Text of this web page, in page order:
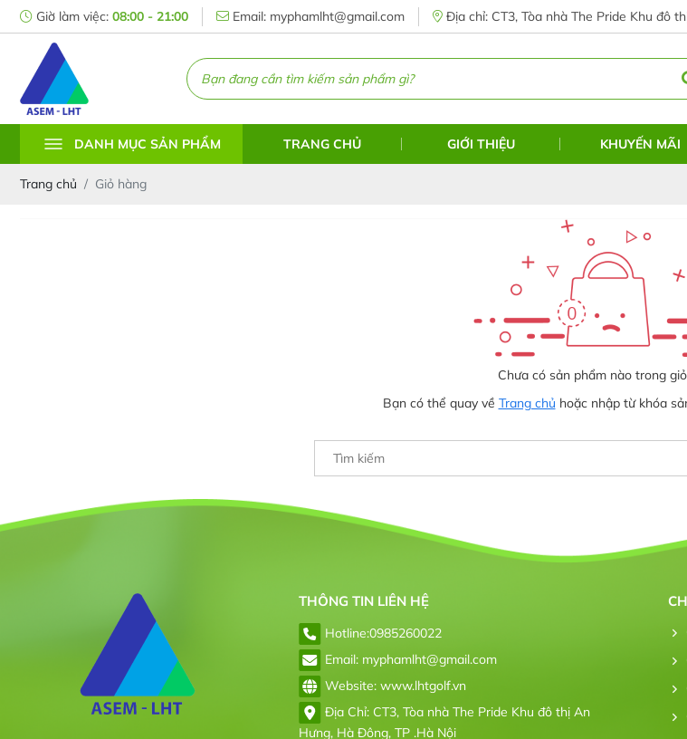
Giờ làm việc: 08:00 - 21:00 Email: myphamlht@gmail.com Địa chỉ: CT3, Tòa nhà The Pride Khu đô
DANH MỤC SẢN PHẨM TRANG CHỦ GIỚI THIỆU KHUYẾN MÃI
Trang chủ Giỏ hàng
Chưa có sản phẩm nào trong
Bạn có thể quay về Trang chủ hoặc nhập từ khóa
THÔNG TIN LIÊN HỆ
Hotline:0985260022
Email: myphamlht@gmail.com
Website: www.lhtgolf.vn
Địa Chỉ: CT3, Tòa nhà The Pride Khu đô thị An
Hưng, Hà Đông, TP .Hà Nội